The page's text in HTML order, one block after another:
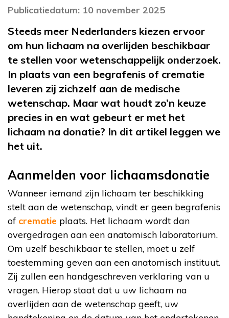
Publicatiedatum: 10 november 2025
Steeds meer Nederlanders kiezen ervoor
om hun lichaam na overlijden beschikbaar
te stellen voor wetenschappelijk onderzoek.
In plaats van een begrafenis of crematie
leveren zij zichzelf aan de medische
wetenschap. Maar wat houdt zo’n keuze
precies in en wat gebeurt er met het
lichaam na donatie? In dit artikel leggen we
het uit.
Aanmelden voor lichaamsdonatie
Wanneer iemand zijn lichaam ter beschikking
stelt aan de wetenschap, vindt er geen begrafenis
of crematie plaats. Het lichaam wordt dan
overgedragen aan een anatomisch laboratorium.
Om uzelf beschikbaar te stellen, moet u zelf
toestemming geven aan een anatomisch instituut.
Zij zullen een handgeschreven verklaring van u
vragen. Hierop staat dat u uw lichaam na
overlijden aan de wetenschap geeft, uw